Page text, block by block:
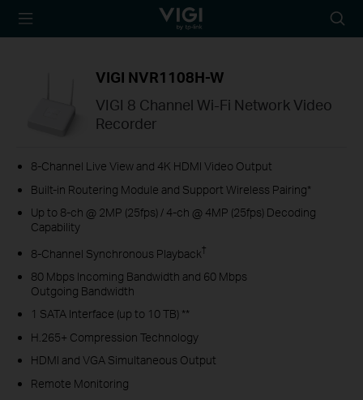
TP-Link, Reliably
icon
VIGI NVR1108H-W
VIGI 8 Channel Wi-Fi Network Video
Recorder
8-Channel Live View and 4K HDMI Video Output
Built-in Routering Module and Support Wireless Pairing*
Up to 8-ch @ 2MP (25fps) / 4-ch @ 4MP (25fps) Decoding
Capability
8-Channel Synchronous Playback†
80 Mbps Incoming Bandwidth and 60 Mbps
Outgoing Bandwidth
1 SATA Interface (up to 10 TB) **
H.265+ Compression Technology
HDMI and VGA Simultaneous Output
Remote Monitoring